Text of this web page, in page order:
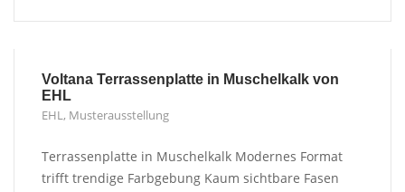
Voltana Terrassenplatte in Muschelkalk von
EHL
EHL, Musterausstellung
Terrassenplatte in Muschelkalk Modernes Format
trifft trendige Farbgebung Kaum sichtbare Fasen